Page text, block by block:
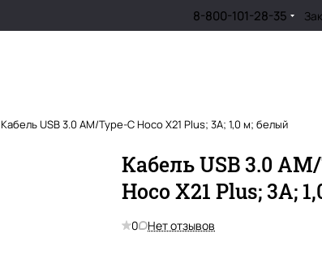
8-800-101-28-35
Кабель USB 3.0 AM/Type-C Hoco X21 Plus; 3A; 1,0 м; белый
Кабель USB 3.0
Hoco X21 Plus; 3A;
0 Нет отзывов